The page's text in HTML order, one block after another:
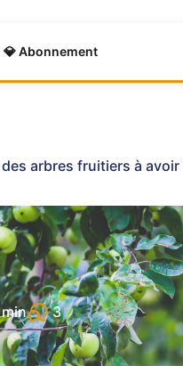
💎 Abonnement
arbres fruitiers à
3